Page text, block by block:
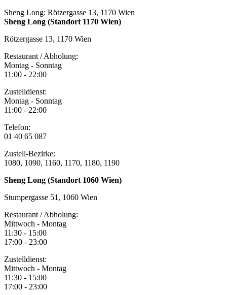
Sheng Long: Rötzergasse 13, 1170 Wien
Sheng Long (Standort 1170 Wien)
Rötzergasse 13, 1170 Wien
Restaurant / Abholung:
Montag - Sonntag
11:00 - 22:00
Zustelldienst:
Montag - Sonntag
11:00 - 22:00
Telefon:
01 40 65 087
Zustell-Bezirke:
1080, 1090, 1160, 1170, 1180, 1190
Sheng Long (Standort 1060 Wien)
Stumpergasse 51, 1060 Wien
Restaurant / Abholung:
Mittwoch - Montag
11:30 - 15:00
17:00 - 23:00
Zustelldienst:
Mittwoch - Montag
11:30 - 15:00
17:00 - 23:00